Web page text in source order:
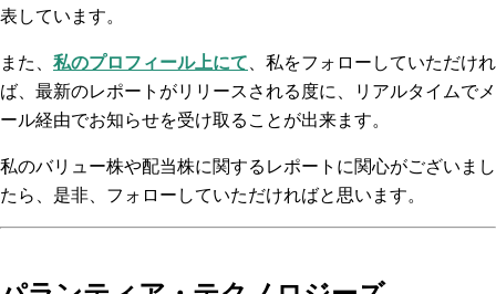
表しています。
また、 私のプロフィール上にて、私をフォローしていただけれ
ば、最新のレポートがリリースされる度に、リアルタイムでメ
ール経由でお知らせを受け取ることが出来ます。
私のバリュー株や配当株に関するレポートに関心がございまし
たら、是非、フォローしていただければと思います。